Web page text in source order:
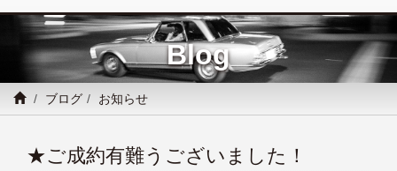
Blog
ブログ お知らせ
★ご成約有難うございました！